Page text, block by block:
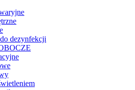
dezynfekcji